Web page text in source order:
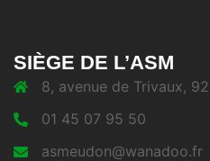
SIÈGE DE L’ASM
8, avenue de Trivaux,
01 45 07 95 50
asmeudon@wanadoo.fr